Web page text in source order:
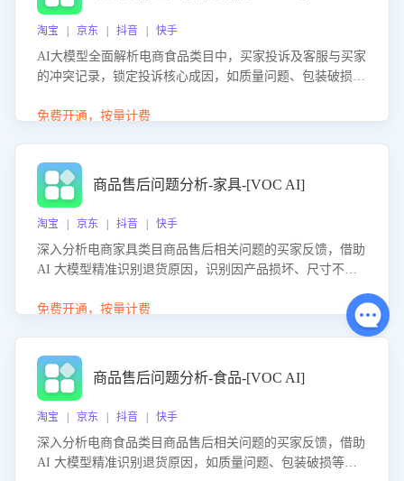
淘宝 | 京东 | 抖音 | 快手
AI大模型全面解析电商食品类目中，买家投诉及客服与买家
的冲突记录，锁定投诉核心成因，如质量问题、包装破损
置差评防控，提升客户满意度。
免费开通，按量计费
商品售后问题分析-家具-[VOC AI]
淘宝 | 京东 | 抖音 | 快手
深入分析电商家具类目商品售后相关问题的买家反馈，借助
AI 大模型精准识别退货原因，识别因产品损坏、尺寸不符
力商家优化产品或服务，实现销售额的显著提升。
免费开通，按量计费
商品售后问题分析-食品-[VOC AI]
淘宝 | 京东 | 抖音 | 快手
深入分析电商食品类目商品售后相关问题的买家反馈，借助
AI 大模型精准识别退货原因，如质量问题、包装破损等，